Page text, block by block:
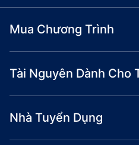
Mua Chương Trình
Tài Nguyên Dành Cho
Nhà Tuyển Dụng